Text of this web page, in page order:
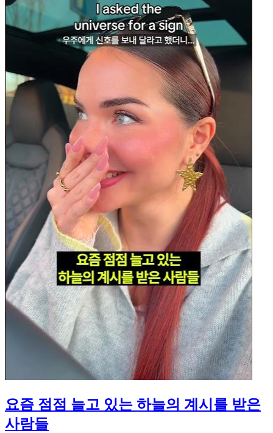
요즘 점점 늘고 있는 하늘의 계시를 받은
사람들